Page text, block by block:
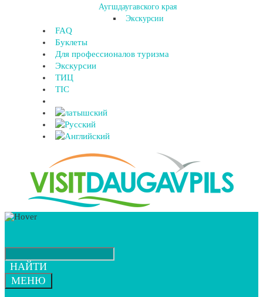
Аугшдаугавского края
Экскурсии
FAQ
Буклеты
Для профессионалов туризма
Экскурсии
ТИЦ
TIC
НАЙТИ
МЕНЮ